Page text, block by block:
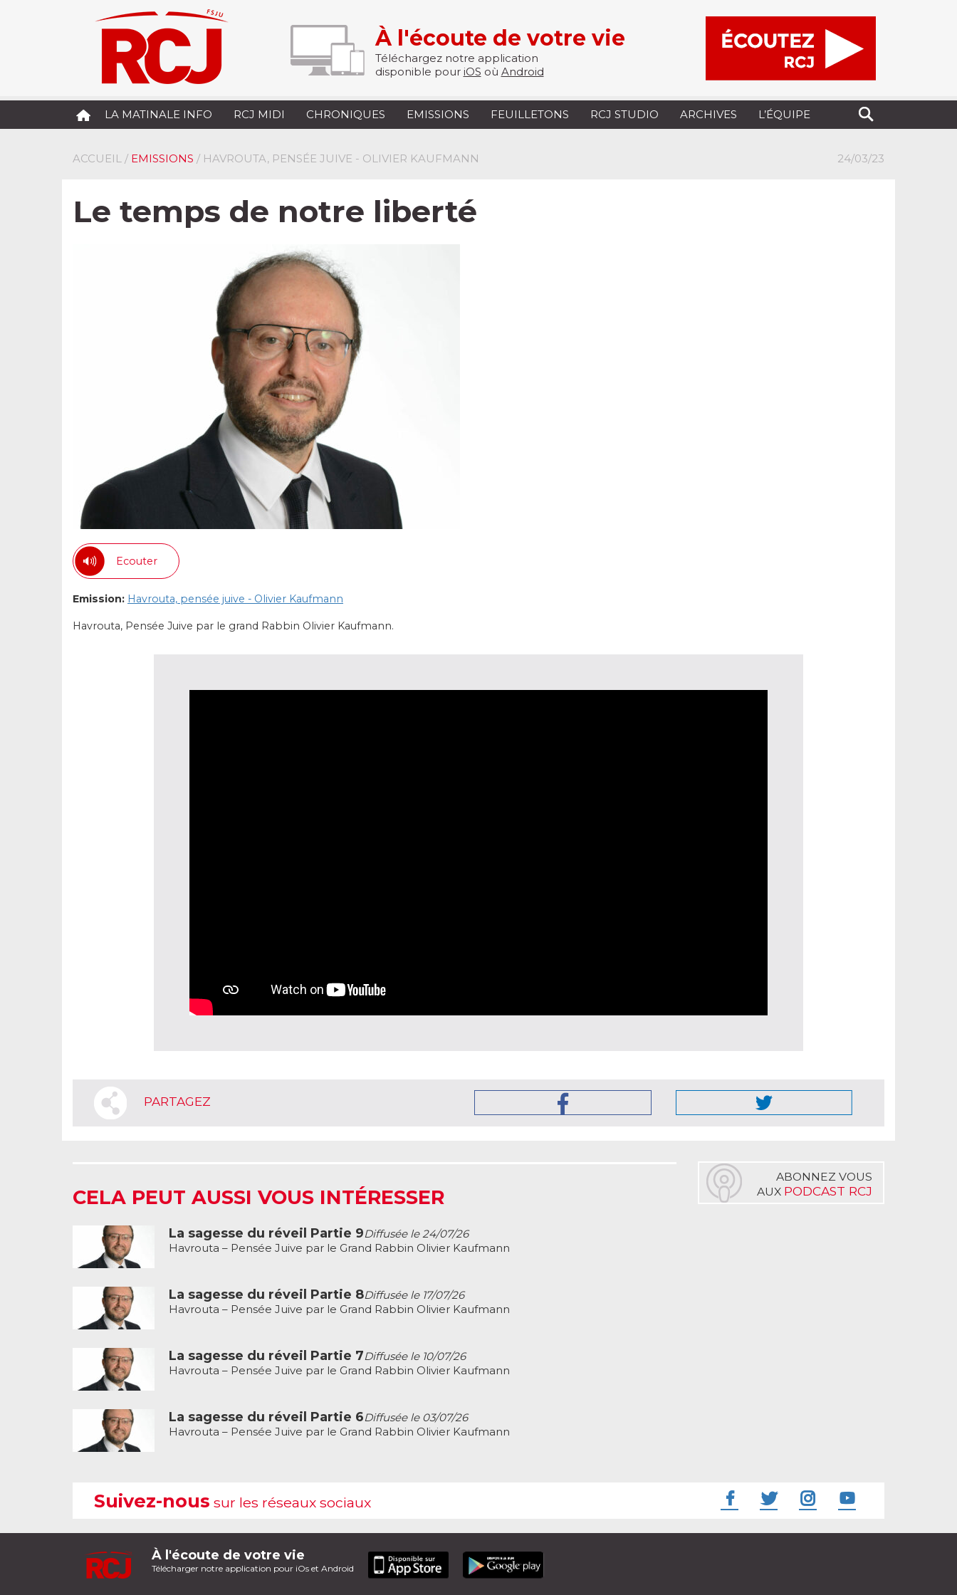
À l'écoute de votre vie
Téléchargez notre application
disponible pour iOS où Android
LA MATINALE INFO RCJ MIDI CHRONIQUES EMISSIONS FEUILLETONS RCJ STUDIO ARCHIVES L’ÉQUIPE
ACCUEIL / EMISSIONS / HAVROUTA, PENSÉE JUIVE - OLIVIER KAUFMANN 24/03/23
Le temps de notre liberté
Ecouter
Emission: Havrouta, pensée juive - Olivier Kaufmann
Havrouta, Pensée Juive par le grand Rabbin Olivier Kaufmann.
PARTAGEZ
CELA PEUT AUSSI VOUS INTÉRESSER
La sagesse du réveil Partie 9Diffusée le 24/07/26
Havrouta – Pensée Juive par le Grand Rabbin Olivier Kaufmann
La sagesse du réveil Partie 8Diffusée le 17/07/26
Havrouta – Pensée Juive par le Grand Rabbin Olivier Kaufmann
La sagesse du réveil Partie 7Diffusée le 10/07/26
Havrouta – Pensée Juive par le Grand Rabbin Olivier Kaufmann
La sagesse du réveil Partie 6Diffusée le 03/07/26
Havrouta – Pensée Juive par le Grand Rabbin Olivier Kaufmann
ABONNEZ VOUS
AUX PODCAST RCJ
Suivez-nous sur les réseaux sociaux
À l'écoute de votre vie
Télécharger notre application pour iOs et Android